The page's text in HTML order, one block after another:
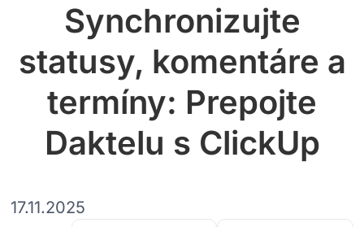
Synchronizujte
statusy, komentáre a
termíny: Prepojte
Daktelu s ClickUp
17.11.2025